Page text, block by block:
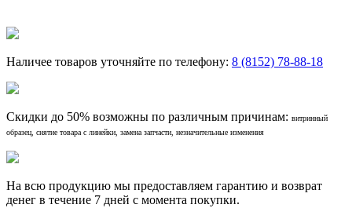
Наличее товаров уточняйте по телефону: 8 (8152) 78-88-18
Скидки до 50% возможны по различным причинам: витринный
образец, снятие товара с линейки, замена запчасти, незначительные изменения
На всю продукцию мы предоставляем гарантию и возврат
денег в течение 7 дней с момента покупки.